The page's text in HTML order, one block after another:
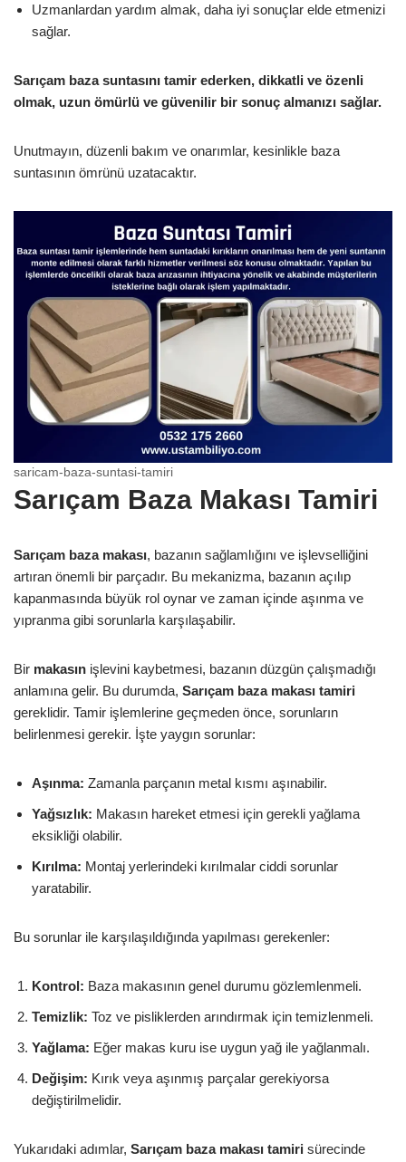
Uzmanlardan yardım almak, daha iyi sonuçlar elde etmenizi
sağlar.
Sarıçam baza suntasını tamir ederken, dikkatli ve özenli
olmak, uzun ömürlü ve güvenilir bir sonuç almanızı sağlar.
Unutmayın, düzenli bakım ve onarımlar, kesinlikle baza
suntasının ömrünü uzatacaktır.
saricam-baza-suntasi-tamiri
Sarıçam Baza Makası Tamiri
Sarıçam baza makası, bazanın sağlamlığını ve işlevselliğini
artıran önemli bir parçadır. Bu mekanizma, bazanın açılıp
kapanmasında büyük rol oynar ve zaman içinde aşınma ve
yıpranma gibi sorunlarla karşılaşabilir.
Bir makasın işlevini kaybetmesi, bazanın düzgün çalışmadığı
anlamına gelir. Bu durumda, Sarıçam baza makası tamiri
gereklidir. Tamir işlemlerine geçmeden önce, sorunların
belirlenmesi gerekir. İşte yaygın sorunlar:
Aşınma: Zamanla parçanın metal kısmı aşınabilir.
Yağsızlık: Makasın hareket etmesi için gerekli yağlama
eksikliği olabilir.
Kırılma: Montaj yerlerindeki kırılmalar ciddi sorunlar
yaratabilir.
Bu sorunlar ile karşılaşıldığında yapılması gerekenler:
Kontrol: Baza makasının genel durumu gözlemlenmeli.
Temizlik: Toz ve pisliklerden arındırmak için temizlenmeli.
Yağlama: Eğer makas kuru ise uygun yağ ile yağlanmalı.
Değişim: Kırık veya aşınmış parçalar gerekiyorsa
değiştirilmelidir.
Yukarıdaki adımlar, Sarıçam baza makası tamiri sürecinde